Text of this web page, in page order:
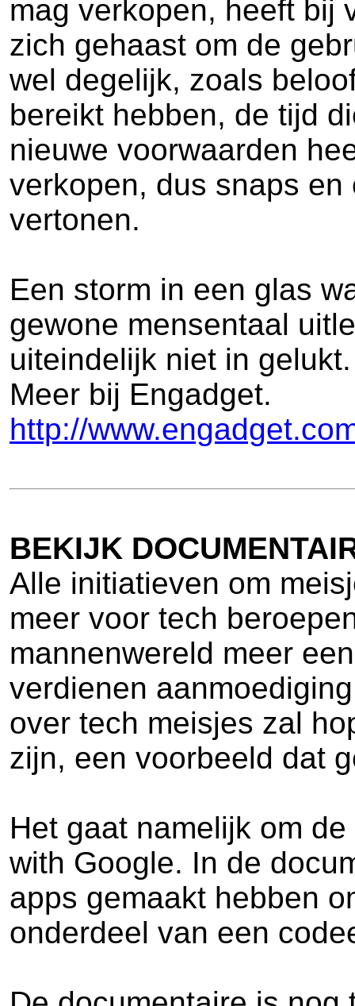
mag verkopen, heeft bij
zich gehaast om de
wel degelijk, zoals
bereikt hebben, de tijd
nieuwe voorwaarden
verkopen, dus snaps
vertonen.
Een storm in een glas
gewone mensentaal
uiteindelijk niet in gelukt.
Meer bij Engadget.
http://
BEKIJK
Alle initiatieven om
meer voor tech
mannenwereld meer
verdienen
over tech meisjes zal
zijn, een voorbeeld dat
Het gaat namelijk om
with Google. In de
apps gemaakt hebben
onderdeel van een